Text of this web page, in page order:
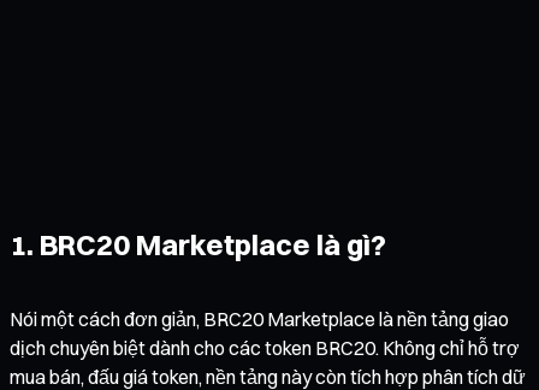
1. BRC20 Marketplace là gì?
Nói một cách đơn giản, BRC20 Marketplace là nền tảng giao
dịch chuyên biệt dành cho các token BRC20. Không chỉ hỗ trợ
mua bán, đấu giá token, nền tảng này còn tích hợp phân tích dữ